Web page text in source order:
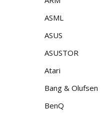
ASML
ASUS
ASUSTOR
Atari
Bang & Olufsen
BenQ